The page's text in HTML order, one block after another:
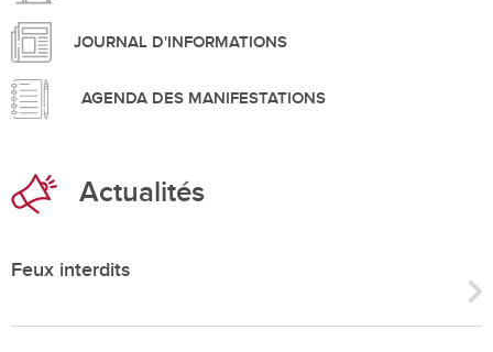
JOURNAL D'INFORMATIONS
AGENDA DES MANIFESTATIONS
Actualités
Feux interdits